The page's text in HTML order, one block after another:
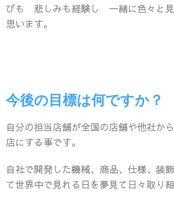
びも 悲しみも経験し 一緒に色々と見
思います。
今後の目標は何ですか？
自分の担当店舗が全国の店舗や他社か
店にする事です。
自社で開発した機械、商品、仕様、装
て世界中で見れる日を夢見て日々取り組